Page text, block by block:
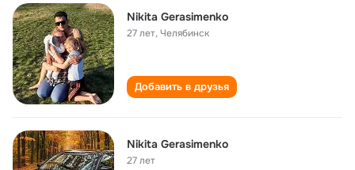
Nikita Gerasimenko
27 лет,Челябинск
Добавить в друзья
Nikita Gerasimenko
27 лет